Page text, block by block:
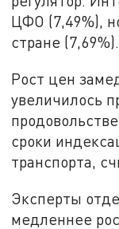
ЦФО (7,49%),
стране (7,69%).
Рост цен
увеличилось
сроки
транспорта,
Эксперты
медленнее